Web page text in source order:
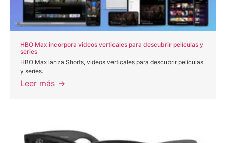
HBO Max incorpora videos verticales para descubrir películas y
series
HBO Max lanza Shorts, videos verticales para descubrir películas
y series.
Leer más →